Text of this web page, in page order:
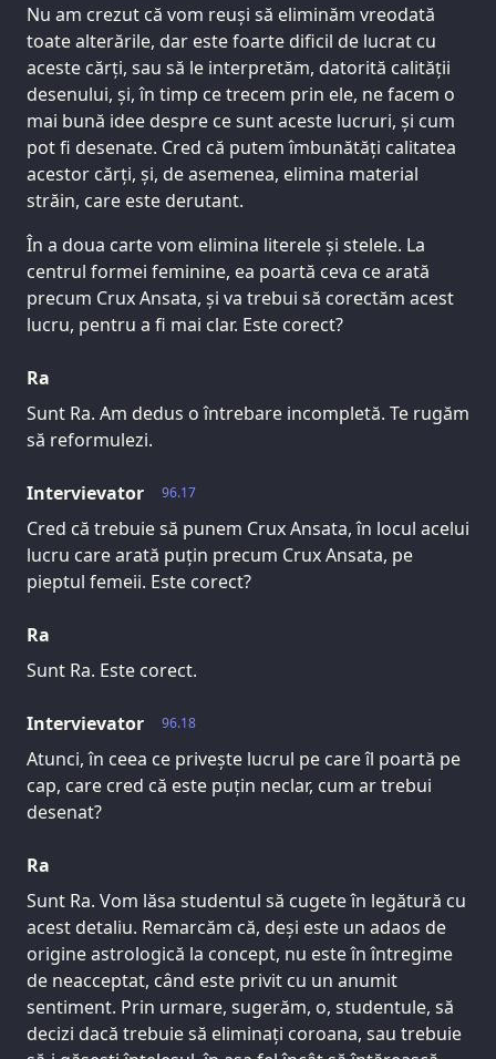
Nu am crezut că vom reuși să eliminăm vreodată
toate alterările, dar este foarte dificil de lucrat cu
aceste cărți, sau să le interpretăm, datorită calității
desenului, și, în timp ce trecem prin ele, ne facem o
mai bună idee despre ce sunt aceste lucruri, și cum
pot fi desenate. Cred că putem îmbunătăți calitatea
acestor cărți, și, de asemenea, elimina material
străin, care este derutant.
În a doua carte vom elimina literele și stelele. La
centrul formei feminine, ea poartă ceva ce arată
precum Crux Ansata, și va trebui să corectăm acest
lucru, pentru a fi mai clar. Este corect?
Ra
Sunt Ra. Am dedus o întrebare incompletă. Te rugăm
să reformulezi.
96.17
Intervievator
Cred că trebuie să punem Crux Ansata, în locul acelui
lucru care arată puțin precum Crux Ansata, pe
pieptul femeii. Este corect?
Ra
Sunt Ra. Este corect.
96.18
Intervievator
Atunci, în ceea ce privește lucrul pe care îl poartă pe
cap, care cred că este puțin neclar, cum ar trebui
desenat?
Ra
Sunt Ra. Vom lăsa studentul să cugete în legătură cu
acest detaliu. Remarcăm că, deși este un adaos de
origine astrologică la concept, nu este în întregime
de neacceptat, când este privit cu un anumit
sentiment. Prin urmare, sugerăm, o, studentule, să
decizi dacă trebuie să eliminați coroana, sau trebuie